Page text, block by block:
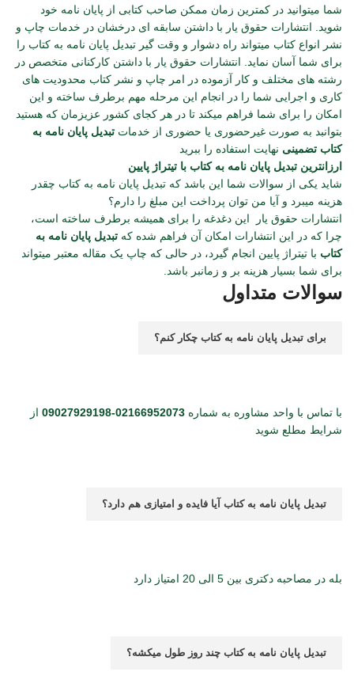
شما میتوانید در کمترین زمان ممکن صاحب کتابی از پایان نامه خود
شوید. انتشارات حقوق یار با داشتن سابقه ای درخشان در خدمات چاپ و
نشر انواع کتاب میتواند راه دشوار و وقت گیر تبدیل پایان نامه به کتاب را
برای شما آسان نماید. انتشارات حقوق یار با داشتن کارکنانی متخصص در
رشته های مختلف و کار آزموده در امر چاپ و نشر کتاب محدودیت های
کاری و اجرایی شما را در انجام این مرحله مهم برطرف ساخته و این
امکان را برای شما فراهم میکند تا در هر کجای کشور عزیزمان که هستید
بتوانبد به صورت غیرحضوری یا حضوری از خدمات تبدیل پایان نامه به
کتاب تضمینی نهایت استفاده را ببرید
ارزانترین تبدیل پایان نامه به کتاب با تیتراژ پایین
شاید یکی از سوالات شما این باشد که تبدیل پایان نامه به کتاب چقدر
هزینه میبرد و آیا من توان پرداخت این مبلغ را دارم؟
انتشارات حقوق یار این دغدغه را برای همیشه برطرف ساخته است،
چرا که در این انتشارات امکان آن فراهم شده که تبدیل پایان نامه به
کتاب با تیتراژ پایین انجام گیرد، در حالی که چاپ یک مقاله معتبر میتواند
برای شما بسیار هزینه بر و زمانبر باشد.
سوالات متداول
برای تبدیل پایان نامه به کتاب چکار کنم؟
با تماس با واحد مشاوره به شماره 02166952073-09027929198
از
شرایط مطلع شوید
تبدیل پایان نامه به کتاب آیا فایده و امتیازی هم دارد؟
بله در مصاحبه دکتری بین 5 الی 20 امتیاز دارد
تبدیل پایان نامه به کتاب چند روز طول میکشه؟